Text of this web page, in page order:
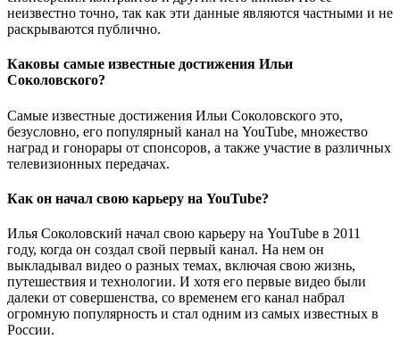
неизвестно точно, так как эти данные являются частными и не
раскрываются публично.
Каковы самые известные достижения Ильи
Соколовского?
Самые известные достижения Ильи Соколовского это,
безусловно, его популярный канал на YouTube, множество
наград и гонорары от спонсоров, а также участие в различных
телевизионных передачах.
Как он начал свою карьеру на YouTube?
Илья Соколовский начал свою карьеру на YouTube в 2011
году, когда он создал свой первый канал. На нем он
выкладывал видео о разных темах, включая свою жизнь,
путешествия и технологии. И хотя его первые видео были
далеки от совершенства, со временем его канал набрал
огромную популярность и стал одним из самых известных в
России.